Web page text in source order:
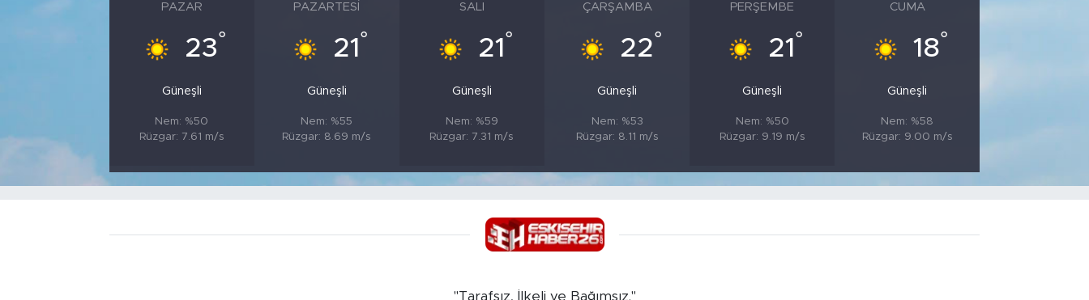
PAZAR
23°
Güneşli
Nem: %50
Rüzgar: 7.61 m/s
PAZARTESI
21 °
Güneşli
Nem: %55
Rüzgar: 8.69 m/s
SALI
21 °
Güneşli
Nem: %59
Rüzgar: 7.31 m/s
ÇARŞAMBA
22°
Güneşli
Nem: %53
Rüzgar: 8.11 m/s
PERŞEMBE
21 °
Güneşli
Nem: %50
Rüzgar: 9.19 m/s
CUMA
18°
Güneşli
Nem: %58
Rüzgar: 9.00 m/s
"Tarafsız, İlkeli ve Bağımsız."